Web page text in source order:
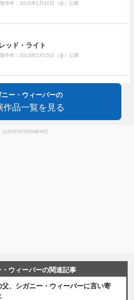
製作年：2015年1月30日（金）公開
レッド・ライト
製作年：2013年2月15日（金）公開
ニー・ウィーバーの
作品一覧を見る
[ADVERTISEMENT]
・ウィーバーの関連記事
、シガニー・ウィーバーに言い寄